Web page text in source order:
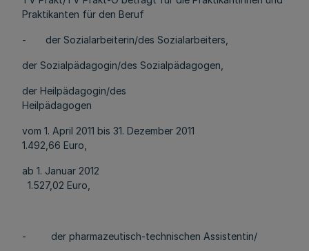
Praktikanten für den Beruf
- der Sozialarbeiterin/des Sozialarbeiters,
der Sozialpädagogin/des Sozialpädagogen,
der Heilpädagogin/des
Heilpädagogen
vom 1. April 2011 bis 31. Dezember 2011
1.492,66 Euro,
ab 1. Januar 2012
1.527,02 Euro,
- der pharmazeutisch-technischen Assistentin/